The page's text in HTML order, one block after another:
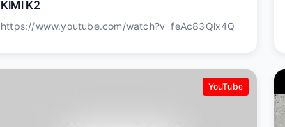
KIMI K2
https://www.youtube.com/watch?v=feAc83Qlx4Q
YouTube